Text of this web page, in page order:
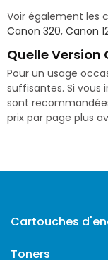
Voir également les
Canon 320, Canon
Quelle Version
Pour un usage
suffisantes. Si vous
sont
prix par page plus
Cartouches
Toners